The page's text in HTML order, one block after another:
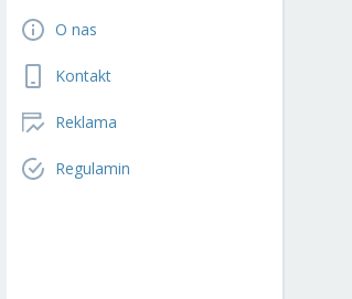
O nas
Kontakt
Reklama
Regulamin